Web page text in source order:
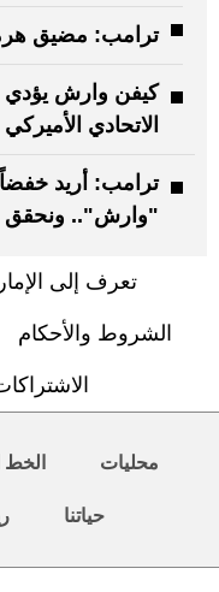
ترامب: مضيق
كيفن وارش يؤدي
الاتحادي
ترامب: أريد خفضاً
"وارش".. ونحقق
تعرف إلى
الشروط والأحكام
محليات
حياتنا